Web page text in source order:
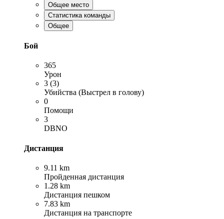
Общее место
Статистика команды
Общее
Бой
365
Урон
3 (3)
Убийства (Выстрел в голову)
0
Помощи
3
DBNO
Дистанция
9.11 km
Пройденная дистанция
1.28 km
Дистанция пешком
7.83 km
Дистанция на транспорте